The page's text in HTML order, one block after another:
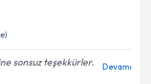
sonsuz teşekkürler.
Devamı